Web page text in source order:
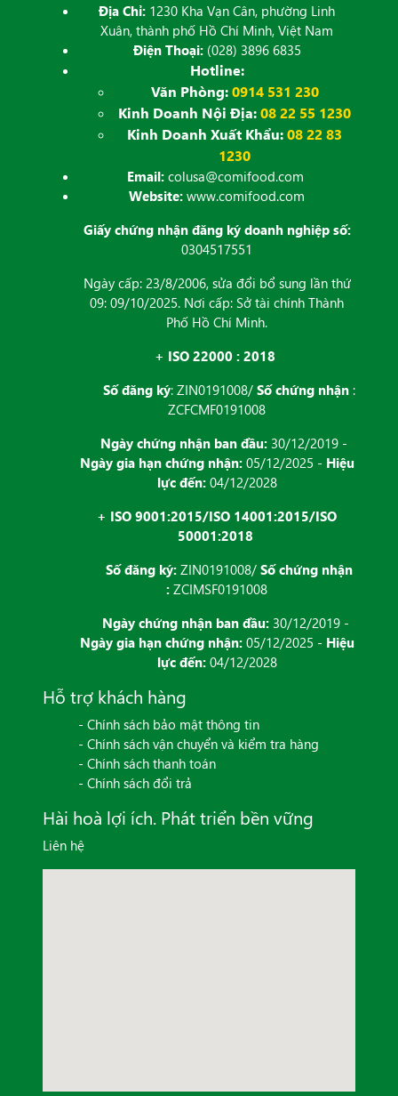
Địa Chỉ: 1230 Kha Vạn Cân, phường Linh
Xuân, thành phố Hồ Chí Minh, Việt Nam
Điện Thoại:(028) 3896 6835
Hotline:
Văn Phòng: 0914 531 230
Kinh Doanh Nội Địa:08 22 55 1230
Kinh Doanh Xuất Khẩu:08 22 83
1230
Email:colusa@comifood.com
Website: www.comifood.com
Giấy chứng nhận đăng ký doanh nghiệp số:
0304517551
Ngày cấp: 23/8/2006, sửa đổi bổ sung lần thứ
09: 09/10/2025. Nơi cấp: Sở tài chính Thành
Phố Hồ Chí Minh.
+ ISO 22000 : 2018
Số đăng ký: ZIN0191008/ Số chứng nhận :
ZCFCMF0191008
Ngày chứng nhận ban đầu: 30/12/2019 -
Ngày gia hạn chứng nhận:05/12/2025 - Hiệu
lực đến:04/12/2028
+ ISO 9001:2015/ISO 14001:2015/ISO
50001:2018
Số đăng ký: ZIN0191008/ Số chứng nhận
: ZCIMSF0191008
Ngày chứng nhận ban đầu: 30/12/2019 -
Ngày gia hạn chứng nhận:05/12/2025 - Hiệu
lực đến:04/12/2028
Hỗ trợ khách hàng
- Chính sách bảo mật thông tin
- Chính sách vận chuyển và kiểm tra hàng
- Chính sách thanh toán
- Chính sách đổi trả
Hài hoà lợi ích. Phát triển bền vững
Liên hệ